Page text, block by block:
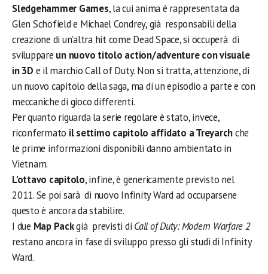
Sledgehammer Games, la cui anima è rappresentata da
Glen Schofield e Michael Condrey, già responsabili della
creazione di un’altra hit come Dead Space, si occuperà di
sviluppare un nuovo titolo action/adventure con visuale
in 3D e il marchio Call of Duty. Non si tratta, attenzione, di
un nuovo capitolo della saga, ma di un episodio a parte e con
meccaniche di gioco differenti.
Per quanto riguarda la serie regolare è stato, invece,
riconfermato il settimo capitolo affidato a Treyarchche
le prime informazioni disponibili danno ambientato in
Vietnam.
L’ottavo capitolo, infine, è genericamente previsto nel
2011. Se poi sarà di nuovo Infinity Ward ad occuparsene
questo è ancora da stabilire.
I due Map Packgià previsti di Call of Duty: Modern Warfare 2
restano ancora in fase di sviluppo presso gli studi di Infinity
Ward.